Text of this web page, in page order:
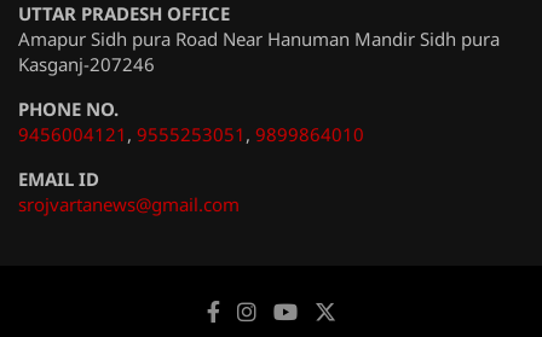
UTTAR PRADESH OFFICE
Amapur Sidh pura Road Near Hanuman Mandir Sidh pura
Kasganj-207246
PHONE NO.
9456004121 , 9555253051 , 9899864010
EMAIL ID
srojvartanews@gmail.com